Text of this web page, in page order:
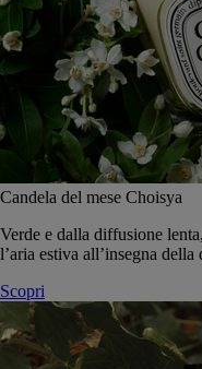
Candela del mese Choisya
Verde e dalla diffusione
l’aria estiva all’insegna della
Scopri